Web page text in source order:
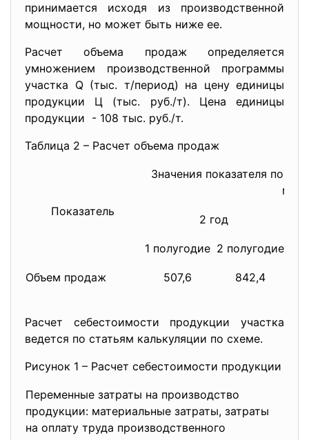
принимается исходя из производственной
мощности, но может быть ниже ее.
Расчет объема продаж определяется
умножением производственной программы
участка Q (тыс. т/период) на цену единицы
продукции Ц (тыс. руб./т). Цена единицы
продукции - 108 тыс. руб./т.
Таблица 2 – Расчет объема продаж
Показатель
Значения показателя по
млн.
2 год
1 полугодие 2 полугодие
Объем продаж 507,6 842,4
Расчет себестоимости продукции участка
ведется по статьям калькуляции по схеме.
Рисунок 1 – Расчет себестоимости продукции
Переменные затраты на производство
продукции: материальные затраты, затраты
на оплату труда производственного